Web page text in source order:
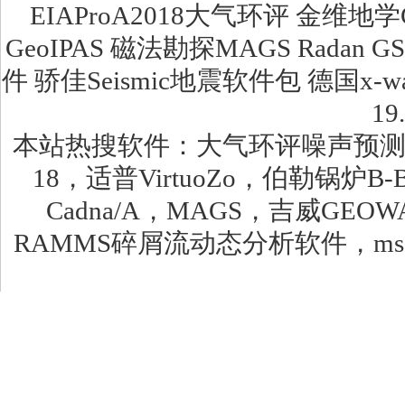
EIAProA2018大气环评 金维地
GeoIPAS 磁法勘探MAGS Radan
件 骄佳Seismic地震软件包 德国x-
本站热搜软件：大气环评噪声预
18，适普VirtuoZo，伯勒锅炉B-
Cadna/A，MAGS，吉威
RAMMS碎屑流动态分析软件，